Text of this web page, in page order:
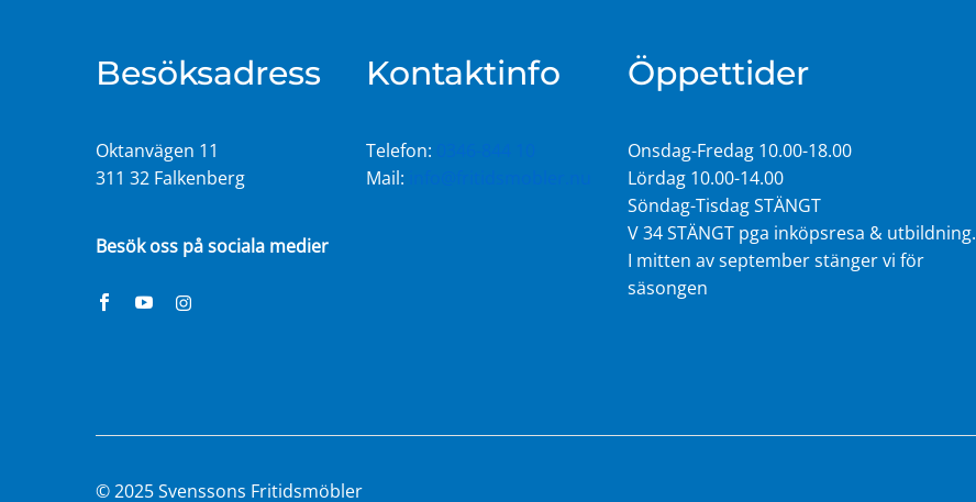
Besöksadress
Oktanvägen 11
311 32 Falkenberg
Besök oss på sociala medier
Kontaktinfo
Telefon:
Mail:
Öppettider
Onsdag-Fredag 10.00-18.00
Lördag 10.00-14.00
Söndag-Tisdag STÄNGT
V 34 STÄNGT pga inköpsresa & utbildning.
I mitten av september stänger vi för
säsongen
© 2025 Svenssons Fritidsmöbler